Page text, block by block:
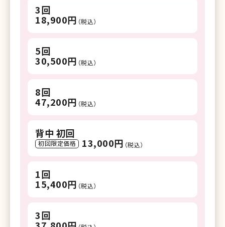
3回
18,900円 （税込）
5回
30,500円 （税込）
8回
47,200円 （税込）
背中 初回
初回限定価格 13,000円 （税込）
1回
15,400円 （税込）
3回